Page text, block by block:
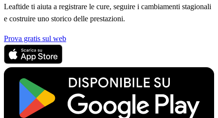
Leaftide ti aiuta a registrare le cure, seguire i cambiamenti stagionali
e costruire uno storico delle prestazioni.
Prova gratis sul web